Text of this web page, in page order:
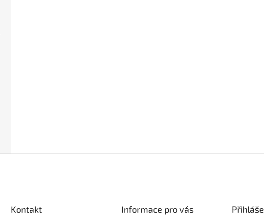
Kontakt Informace pro vás